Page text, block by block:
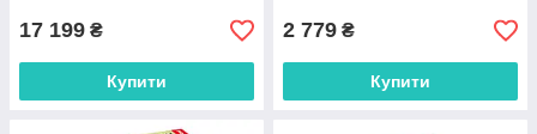
17 199 ₴
Купити
2 779 ₴
Купити